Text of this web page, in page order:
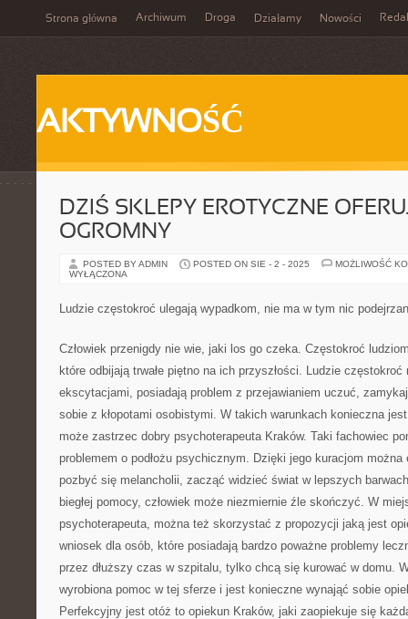
Strona główna Archiwum Droga Działamy Nowości
AKTYWNOŚĆ
DZIŚ SKLEPY EROTYCZNE
OGROMNY
POSTED BY ADMIN POSTED ON SIE - 2 - 2025
MOŻLIWOŚĆ
WYŁĄCZONA
Ludzie częstokroć ulegają wypadkom, nie ma w tym nic
Człowiek przenigdy nie wie, jaki los go czeka. Częstokroć
które odbijają trwałe piętno na ich przyszłości. Ludzie
ekscytacjami, posiadają problem z przejawianiem uczuć,
sobie z kłopotami osobistymi. W takich warunkach konieczna
może zastrzec dobry psychoterapeuta Kraków. Taki fachowiec
problemem o podłożu psychicznym. Dzięki jego kuracjom można
pozbyć się melancholii, zacząć widzieć świat w lepszych
biegłej pomocy, człowiek może niezmiernie źle skończyć. W
psychoterapeuta, można też skorzystać z propozycji jaką jest
wniosek dla osób, które posiadają bardzo poważne problemy
przez dłuższy czas w szpitalu, tylko chcą się kurować w domu.
wyrobiona pomoc w tej sferze i jest konieczne wynająć sobie
Perfekcyjny jest otóż to opiekun Kraków, jaki zaopiekuje się